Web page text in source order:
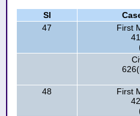
Sl
47
First
48
First